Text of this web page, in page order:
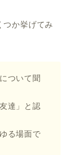
つか挙げてみ
ついて聞
達」と認
る場面で